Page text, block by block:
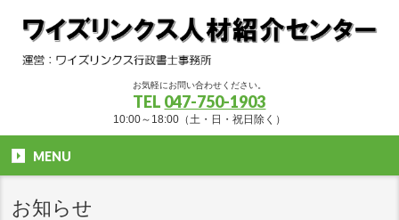
お気軽にお問い合わせください。
TEL 047-750-1903
10:00～18:00（土・日・祝日除く）
MENU
お知らせ